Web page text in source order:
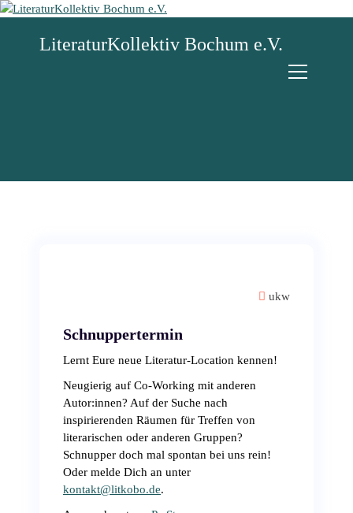
Z
p
LiteraturKollektiv Bochum e.V.
ukw
Schnuppertermin
Lernt Eure neue Literatur-Location kennen!
Neugierig auf Co-Working mit anderen
Autor:innen? Auf der Suche nach
inspirierenden Räumen für Treffen von
literarischen oder anderen Gruppen?
Schnupper doch mal spontan bei uns rein!
Oder melde Dich an unter
kontakt@litkobo.de.